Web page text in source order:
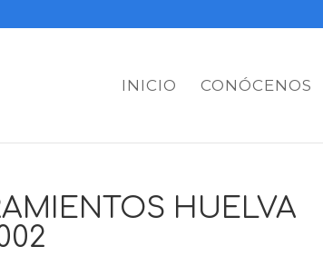
INICIO CONÓCENOS
HUELVA